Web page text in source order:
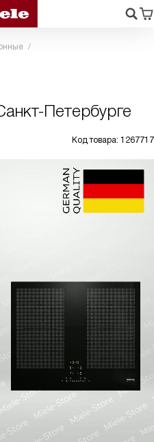
Петербурге
Код товара: 1267717